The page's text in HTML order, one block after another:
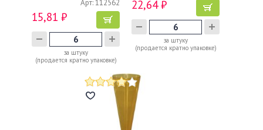
Арт: 112562
15,81 ₽
за штуку
(продается кратно упаковке)
22,64 ₽
за штуку
(продается кратно упаковке)